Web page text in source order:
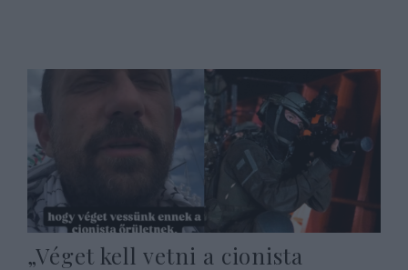
„Véget kell vetni a cionista